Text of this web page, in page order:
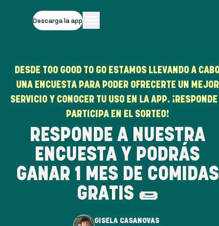
Descarga la app
DESDE TOO GOOD TO GO ESTAMOS LLEVANDO A
UNA ENCUESTA PARA PODER OFRECERTE UN MEJOR
SERVICIO Y CONOCER TU USO EN LA APP. ¡RESPONDE
PARTICIPA EN EL SORTEO!
RESPONDE A NUESTRA
ENCUESTA Y PODRÁS
GANAR 1 MES DE COMIDAS
GRATIS 🌯
GISELA CASANOVAS